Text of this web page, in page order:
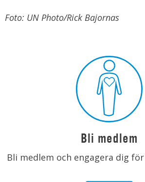
Foto: UN Photo/Rick Bajornas
Bli medlem
Bli medlem och engagera dig